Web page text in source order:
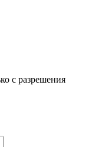
с разрешения